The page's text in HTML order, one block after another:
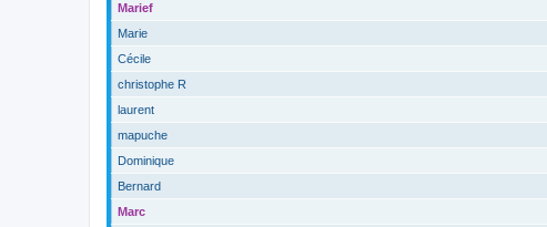
Marief
Marie
Cécile
christophe R
laurent
mapuche
Dominique
Bernard
Marc